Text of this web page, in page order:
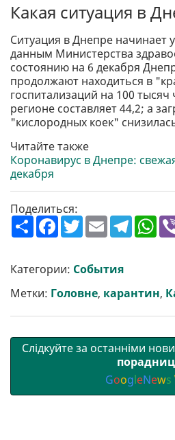
Какая ситуация в
Ситуация в Днепре начинает
данным Министерства
состоянию на 6 декабря
продолжают находиться в
госпитализаций на 100
регионе составляет 44,2; а
"кислородных коек"
Читайте также
Коронавирус в Днепре:
декабря
Поделиться:
П
о
р
и
т
и
F
a
b
o
o
k
T
w
t
e
r
E
m
l
T
e
a
m
W
h
p
p
Категории: События
Метки: Головне, карантин,
Слідкуйте за останніми
GoogleNews